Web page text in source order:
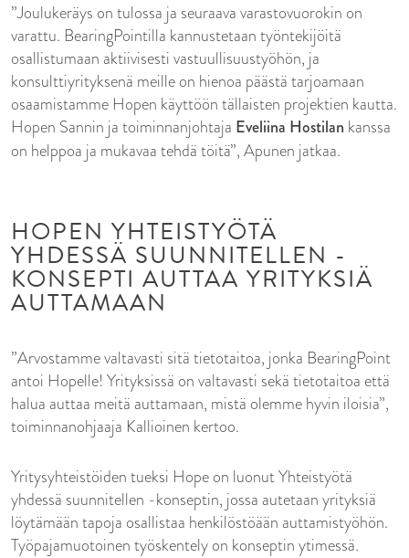
”Joulukeräys on tulossa ja seuraava varastovuorokin on
varattu. BearingPointilla kannustetaan työntekijöitä
osallistumaan aktiivisesti vastuullisuustyöhön, ja
konsulttiyrityksenä meille on hienoa päästä tarjoamaan
osaamistamme Hopen käyttöön tällaisten projektien kautta.
Hopen Sannin ja toiminnanjohtaja Eveliina Hostilan kanssa
on helppoa ja mukavaa tehdä töitä”, Apunen jatkaa.
HOPEN YHTEISTYÖTÄ
YHDESSÄ SUUNNITELLEN -
KONSEPTI AUTTAA YRITYKSIÄ
AUTTAMAAN
”Arvostamme valtavasti sitä tietotaitoa, jonka BearingPoint
antoi Hopelle! Yrityksissä on valtavasti sekä tietotaitoa että
halua auttaa meitä auttamaan, mistä olemme hyvin iloisia”,
toiminnanohjaaja Kallioinen kertoo.
Yritysyhteistöiden tueksi Hope on luonut Yhteistyötä
yhdessä suunnitellen -konseptin, jossa autetaan yrityksiä
löytämään tapoja osallistaa henkilöstöään auttamistyöhön.
Työpajamuotoinen työskentely on konseptin ytimessä.